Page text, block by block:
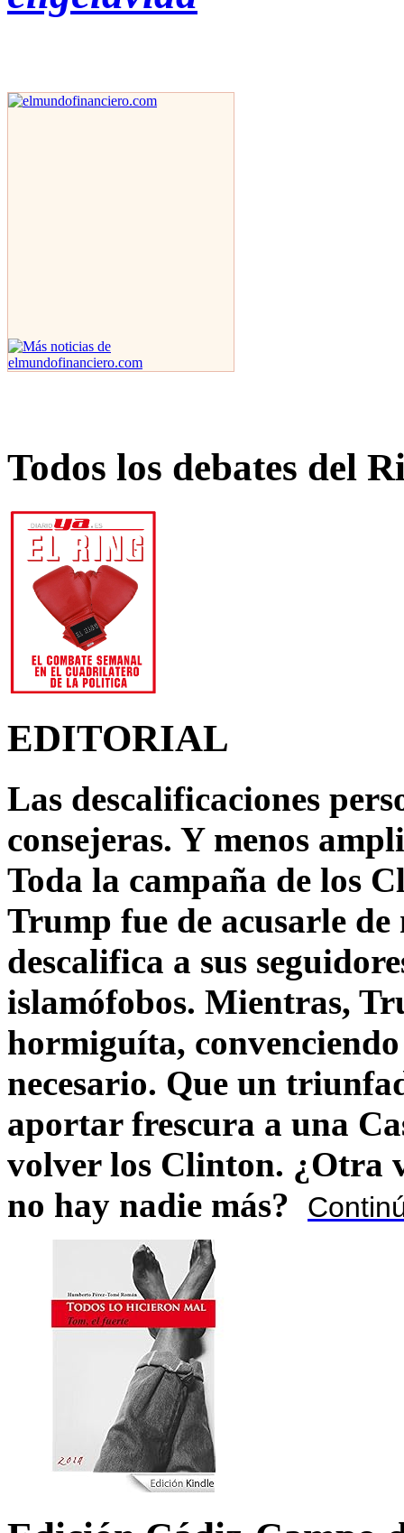
Todos los debates del
EDITORIAL
Las descalificaciones
consejeras. Y menos
Toda la campaña de los
Trump fue de acusarle
descalifica a sus
islamófobos. Mientras,
hormiguíta,
necesario. Que un
aportar frescura a una
volver los Clinton. ¿Otra
no hay nadie más?